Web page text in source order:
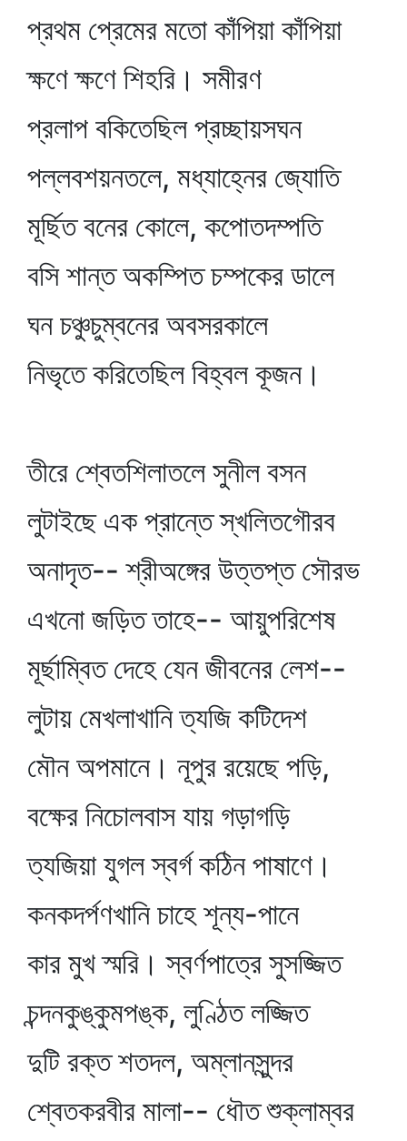
প্রথম প্রেমের মতো কাঁপিয়া কাঁপিয়া
ক্ষণে ক্ষণে শিহরি। সমীরণ
প্রলাপ বকিতেছিল প্রচ্ছায়সঘন
পল্লবশয়নতলে, মধ্যাহ্নের জ্যোতি
মূর্ছিত বনের কোলে, কপোতদম্পতি
বসি শান্ত অকম্পিত চম্পকের ডালে
ঘন চঞ্চুচুম্বনের অবসরকালে
নিভৃতে করিতেছিল বিহ্বল কূজন।
তীরে শ্বেতশিলাতলে সুনীল বসন
লুটাইছে এক প্রান্তে স্খলিতগৌরব
অনাদৃত-- শ্রীঅঙ্গের উত্তপ্ত সৌরভ
এখনো জড়িত তাহে-- আয়ুপরিশেষ
মূর্ছাম্বিত দেহে যেন জীবনের লেশ--
লুটায় মেখলাখানি ত্যজি কটিদেশ
মৌন অপমানে। নূপুর রয়েছে পড়ি,
বক্ষের নিচোলবাস যায় গড়াগড়ি
ত্যজিয়া যুগল স্বর্গ কঠিন পাষাণে।
কনকদর্পণখানি চাহে শূন্য-পানে
কার মুখ স্মরি। স্বর্ণপাত্রে সুসজ্জিত
চন্দনকুঙ্কুমপঙ্ক, লুণ্ঠিত লজ্জিত
দুটি রক্ত শতদল, অম্লানসুন্দর
শ্বেতকরবীর মালা-- ধৌত শুক্লাম্বর